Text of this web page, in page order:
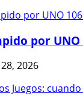
por
28, 2026